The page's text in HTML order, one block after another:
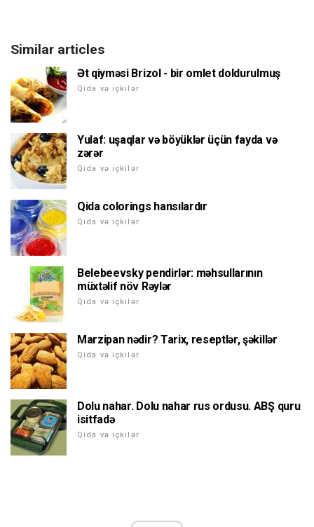
Similar articles
Ət qiyməsi Brizol - bir omlet doldurulmuş
Qida və içkilər
Yulaf: uşaqlar və böyüklər üçün fayda və
zərər
Qida və içkilər
Qida colorings hansılardır
Qida və içkilər
Belebeevsky pendirlər: məhsullarının
müxtəlif növ Rəylər
Qida və içkilər
Marzipan nədir? Tarix, reseptlər, şəkillər
Qida və içkilər
Dolu nahar. Dolu nahar rus ordusu. ABŞ quru
isitfadə
Qida və içkilər